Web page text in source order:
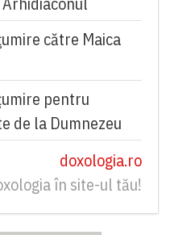
către Maica
pentru
de la Dumnezeu
doxologia.ro
în site-ul tău!